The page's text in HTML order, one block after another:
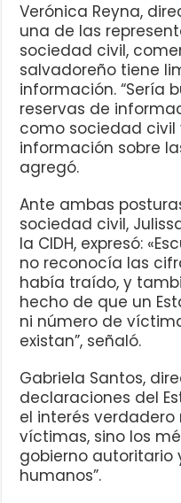
Verónica Reyna,
una de las
sociedad civil,
salvadoreño tiene
información. “Sería
reservas de
como sociedad
información sobre
agregó.
Ante ambas
sociedad civil,
la CIDH, expresó:
no reconocía las
había traído, y
hecho de que un
ni número de
existan”, señaló.
Gabriela Santos,
declaraciones del
el interés verdadero
víctimas, sino los
gobierno autoritario
humanos”.